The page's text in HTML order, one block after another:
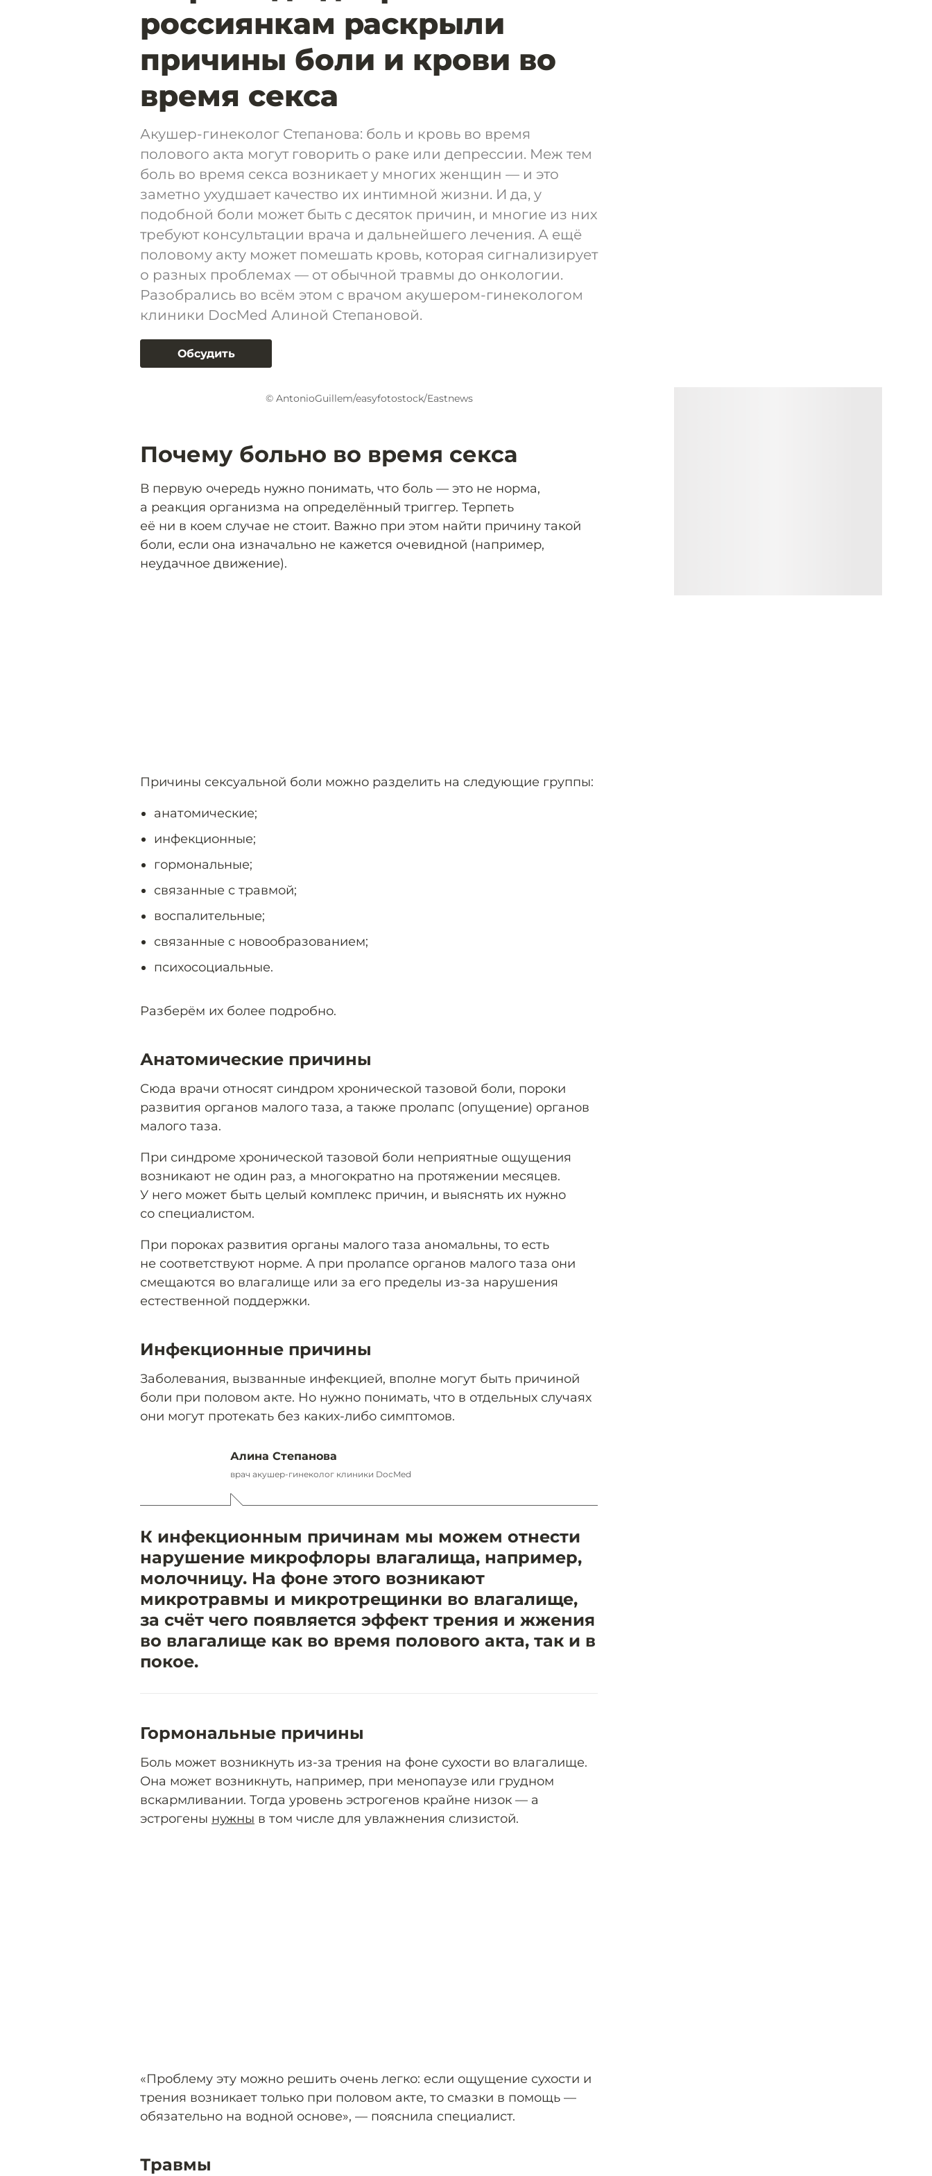
россиянкам раскрыли
причины боли и крови во
время секса
Акушер-гинеколог Степанова: боль и кровь во время
полового акта могут говорить о раке или депрессии. Меж тем
боль во время секса возникает у многих женщин — и это
заметно ухудшает качество их интимной жизни. И да, у
подобной боли может быть с десяток причин, и многие из них
требуют консультации врача и дальнейшего лечения. А ещё
половому акту может помешать кровь, которая сигнализирует
о разных проблемах — от обычной травмы до онкологии.
Разобрались во всём этом с врачом акушером-гинекологом
клиники DocMed Алиной Степановой.
Обсудить
© AntonioGuillem/easyfotostock/Eastnews
Почему больно во время секса
В первую очередь нужно понимать, что боль — это не норма,
а реакция организма на определённый триггер. Терпеть
её ни в коем случае не стоит. Важно при этом найти причину такой
боли, если она изначально не кажется очевидной (например,
неудачное движение).
Причины сексуальной боли можно разделить на следующие группы:
анатомические;
инфекционные;
гормональные;
связанные с травмой;
воспалительные;
связанные с новообразованием;
психосоциальные.
Разберём их более подробно.
Анатомические причины
Сюда врачи относят синдром хронической тазовой боли, пороки
развития органов малого таза, а также пролапс (опущение) органов
малого таза.
При синдроме хронической тазовой боли неприятные ощущения
возникают не один раз, а многократно на протяжении месяцев.
У него может быть целый комплекс причин, и выяснять их нужно
со специалистом.
При пороках развития органы малого таза аномальны, то есть
не соответствуют норме. А при пролапсе органов малого таза они
смещаются во влагалище или за его пределы из-за нарушения
естественной поддержки.
Инфекционные причины
Заболевания, вызванные инфекцией, вполне могут быть причиной
боли при половом акте. Но нужно понимать, что в отдельных случаях
они могут протекать без каких-либо симптомов.
Алина Степанова
врач акушер-гинеколог клиники DocMed
К инфекционным причинам мы можем отнести
нарушение микрофлоры влагалища, например,
молочницу. На фоне этого возникают
микротравмы и микротрещинки во влагалище,
за счёт чего появляется эффект трения и жжения
во влагалище как во время полового акта, так и в
покое.
Гормональные причины
Боль может возникнуть из-за трения на фоне сухости во влагалище.
Она может возникнуть, например, при менопаузе или грудном
вскармливании. Тогда уровень эстрогенов крайне низок — а
эстрогены нужны в том числе для увлажнения слизистой.
«Проблему эту можно решить очень легко: если ощущение сухости и
трения возникает только при половом акте, то смазки в помощь —
обязательно на водной основе», — пояснила специалист.
Травмы